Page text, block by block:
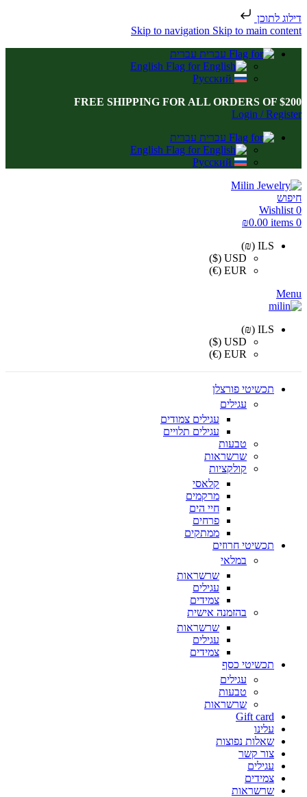
דילוג לתוכן
Skip to navigation Skip to main content
עברית
English
Русский
FREE SHIPPING FOR ALL ORDERS OF $200
Login / Register
עברית
English
Русский
חיפוש
0
Wishlist
0
items
₪0.00
ILS (₪)
USD ($)
EUR (€)
Menu
ILS (₪)
USD ($)
EUR (€)
תכשיטי פורצלן
עגילים
עגילים צמודים
עגילים תלויים
טבעות
שרשראות
קולקציות
קלאסי
מרקמים
חיי הים
פרחים
ממתקים
תכשיטי חרוזים
במלאי
שרשראות
עגילים
צמידים
בהזמנה אישית
שרשראות
עגילים
צמידים
תכשיטי כסף
עגילים
טבעות
שרשראות
Gift card
עלינו
שאלות נפוצות
צור קשר
עגילים
צמידים
שרשראות